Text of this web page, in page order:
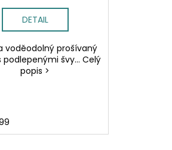
DETAIL
voděodolný prošívaný
podlepenými švy... Celý
popis >